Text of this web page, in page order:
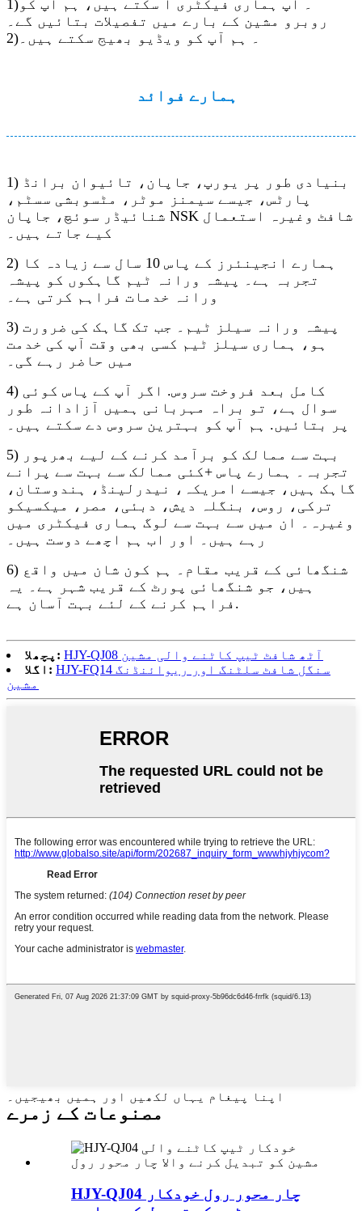
1)۔ آپ ہماری فیکٹری آ سکتے ہیں، ہم آپ کو
روبرو مشین کے بارے میں تفصیلات بتائیں گے۔
2)۔ ہم آپ کو ویڈیو بھیج سکتے ہیں۔
ہمارے فوائد
1) بنیادی طور پر یورپ، جاپان، تائیوان برانڈ
پارٹس، جیسے سیمنز موٹر، ​​مٹسوبشی سسٹم،
شنائیڈر سوئچ، جاپان NSK شافٹ وغیرہ استعمال
کیے جاتے ہیں۔
2) ہمارے انجینئرز کے پاس 10 سال سے زیادہ کا
تجربہ ہے۔ پیشہ ورانہ ٹیم گاہکوں کو پیشہ
ورانہ خدمات فراہم کرتی ہے۔
3) پیشہ ورانہ سیلز ٹیم۔ جب تک گاہک کی ضرورت
ہو، ہماری سیلز ٹیم کسی بھی وقت آپ کی خدمت
میں حاضر رہے گی۔
4) کامل بعد فروخت سروس. اگر آپ کے پاس کوئی
سوال ہے، تو براہ مہربانی ہمیں آزادانہ طور
پر بتائیں. ہم آپ کو بہترین سروس دے سکتے ہیں۔
5) بہت سے ممالک کو برآمد کرنے کے لیے بھرپور
تجربہ۔ ہمارے پاس +کئی ممالک سے بہت سے پرانے
گاہک ہیں، جیسے امریکہ، نیدرلینڈ، ہندوستان،
ترکی، روس، بنگلہ دیش، دبئی، مصر، میکسیکو
وغیرہ۔ ان میں سے بہت سے لوگ ہماری فیکٹری میں
رہے ہیں۔ اور اب ہم اچھے دوست ہیں۔
6) شنگھائی کے قریب مقام۔ ہم کون شان میں واقع
ہیں، جو شنگھائی پورٹ کے قریب شہر ہے۔ یہ
فراہم کرنے کے لئے بہت آسان ہے.
پچھلا:
HJY-QJ08 آٹھ شافٹ ٹیپ کاٹنے والی مشین
اگلا: HJY-FQ14 سنگل شافٹ سلٹنگ اور ریوائنڈنگ
مشین
اپنا پیغام یہاں لکھیں اور ہمیں بھیجیں۔
مصنوعات کے زمرے
HJY-QJ04 چار محور رول خودکار